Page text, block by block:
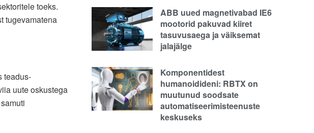
toeks.
tugevamatena
teadus-
uute oskustega
ABB uued magnetivabad IE6
mootorid pakuvad kiiret
tasuvusaega ja väiksemat
jalajälge
Komponentidest
humanoidideni: RBTX on
muutunud soodsate
automatiseerimisteenuste
keskuseks